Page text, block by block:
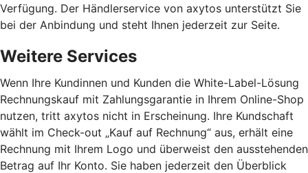
Verfügung. Der Händlerservice von axytos unterstützt Sie
bei der Anbindung und steht Ihnen jederzeit zur Seite.
Weitere Services
Wenn Ihre Kundinnen und Kunden die White-Label-Lösung
Rechnungskauf mit Zahlungsgarantie in Ihrem Online-Shop
nutzen, tritt axytos nicht in Erscheinung. Ihre Kundschaft
wählt im Check-out „Kauf auf Rechnung“ aus, erhält eine
Rechnung mit Ihrem Logo und überweist den ausstehenden
Betrag auf Ihr Konto. Sie haben jederzeit den Überblick